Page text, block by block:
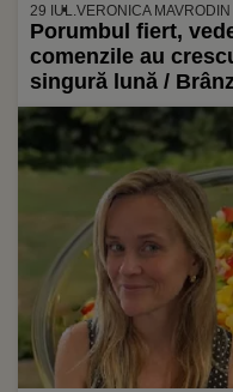
29 IUL. VERONICA MAVRODIN
Porumbul fiert,
comenzile au
singură lună /
preferată de români